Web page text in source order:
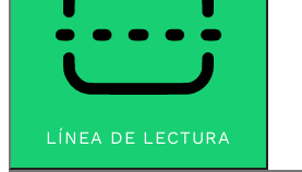
LÍNEA DE LECTURA